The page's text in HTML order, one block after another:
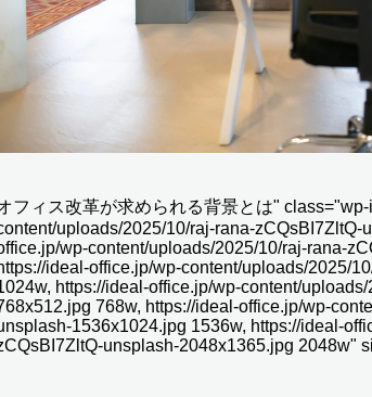
フィス改革が求められる背景とは"
uploads/2025/10/raj-rana-
wp-content/uploads/2025/10/raj-rana-
ideal-office.jp/wp-content/uploads/2025/
https://ideal-office.jp/wp-content/
768w, https://ideal-office.jp/wp-
1536x1024.jpg 1536w, https://ideal-
unsplash-2048x1365.jpg 2048w"